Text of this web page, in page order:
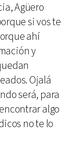
Agüero
si vos te
ahí
y
Ojalá
será, para
algo
no te lo